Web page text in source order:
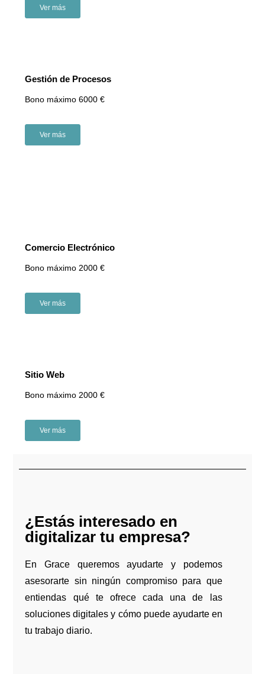
Ver más
Gestión de Procesos
Bono máximo 6000 €
Ver más
Comercio Electrónico
Bono máximo 2000 €
Ver más
Sitio Web
Bono máximo 2000 €
Ver más
¿Estás interesado en
digitalizar tu empresa?
En Grace queremos ayudarte y podemos
asesorarte sin ningún compromiso para que
entiendas qué te ofrece cada una de las
soluciones digitales y cómo puede ayudarte en
tu trabajo diario.